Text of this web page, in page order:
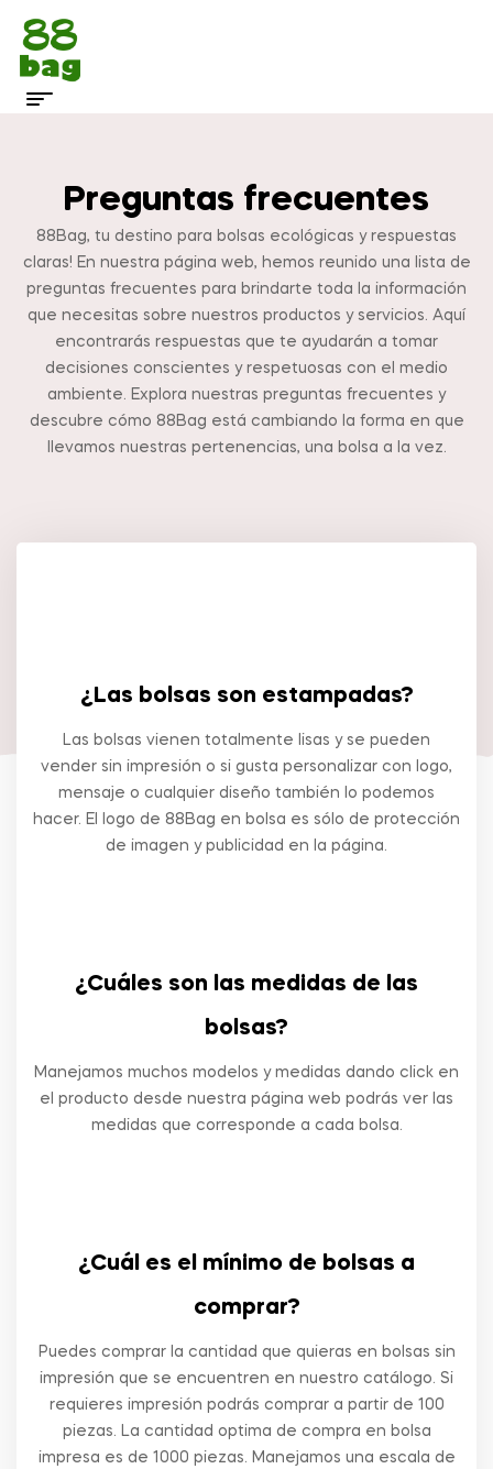
Preguntas frecuentes
88Bag, tu destino para bolsas ecológicas y respuestas
claras! En nuestra página web, hemos reunido una lista de
preguntas frecuentes para brindarte toda la información
que necesitas sobre nuestros productos y servicios. Aquí
encontrarás respuestas que te ayudarán a tomar
decisiones conscientes y respetuosas con el medio
ambiente. Explora nuestras preguntas frecuentes y
descubre cómo 88Bag está cambiando la forma en que
llevamos nuestras pertenencias, una bolsa a la vez.
¿Las bolsas son estampadas?
Las bolsas vienen totalmente lisas y se pueden
vender sin impresión o si gusta personalizar con logo,
mensaje o cualquier diseño también lo podemos
hacer. El logo de 88Bag en bolsa es sólo de protección
de imagen y publicidad en la página.
¿Cuáles son las medidas de las
bolsas?
Manejamos muchos modelos y medidas dando click en
el producto desde nuestra página web podrás ver las
medidas que corresponde a cada bolsa.
¿Cuál es el mínimo de bolsas a
comprar?
Puedes comprar la cantidad que quieras en bolsas sin
impresión que se encuentren en nuestro catálogo. Si
requieres impresión podrás comprar a partir de 100
piezas. La cantidad optima de compra en bolsa
impresa es de 1000 piezas. Manejamos una escala de